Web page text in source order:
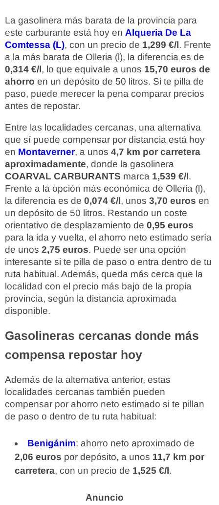
La gasolinera más barata de la provincia para
este carburante está hoy en Alqueria De La
Comtessa (L), con un precio de 1,299 €/l. Frente
a la más barata de Olleria (l), la diferencia es de
0,314 €/l, lo que equivale a unos 15,70 euros de
ahorro en un depósito de 50 litros. Si te pilla de
paso, puede merecer la pena comparar precios
antes de repostar.
Entre las localidades cercanas, una alternativa
que sí puede compensar por distancia está hoy
en Montaverner, a unos 4,7 km por carretera
aproximadamente, donde la gasolinera
COARVAL CARBURANTS marca 1,539 €/l.
Frente a la opción más económica de Olleria (l),
la diferencia es de 0,074 €/l, unos 3,70 euros en
un depósito de 50 litros. Restando un coste
orientativo de desplazamiento de 0,95 euros
para la ida y vuelta, el ahorro neto estimado sería
de unos 2,75 euros. Puede ser una opción
interesante si te pilla de paso o entra dentro de tu
ruta habitual. Además, queda más cerca que la
localidad con el precio más bajo de la propia
provincia, según la distancia aproximada
disponible.
Gasolineras cercanas donde más
compensa repostar hoy
Además de la alternativa anterior, estas
localidades cercanas también pueden
compensar por ahorro neto estimado si te pillan
de paso o dentro de tu ruta habitual:
Benigánim: ahorro neto aproximado de
2,06 euros por depósito, a unos 11,7 km por
carretera, con un precio de 1,525 €/l.